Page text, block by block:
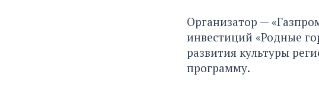
Организатор —
инвестиций «Родные
развития культуры
программу.